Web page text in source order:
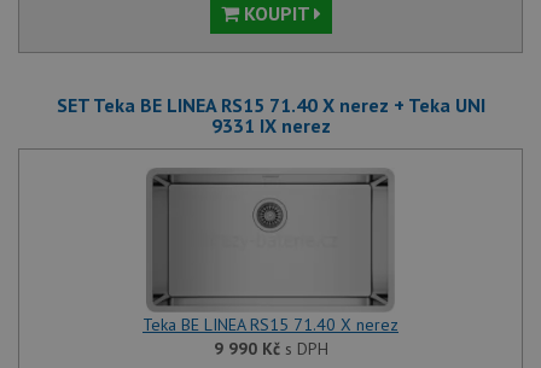
KOUPIT
SET Teka BE LINEA RS15 71.40 X nerez + Teka UNI
9331 IX nerez
Teka BE LINEA RS15 71.40 X nerez
9 990 Kčs DPH